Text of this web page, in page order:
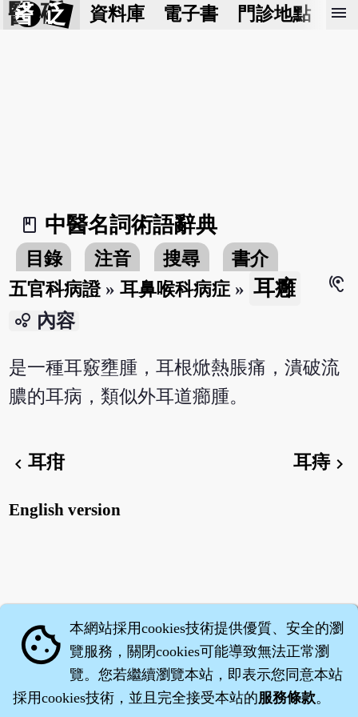
醫 砭 資料庫 電子書 門診地點 預
menu
book_2
中醫名詞術語辭典
目錄 注音 搜尋
書介
五官科病證»耳鼻喉科病症 » 耳癰
hearing
bubble_chart 內容
是一種耳竅壅腫，耳根焮熱脹痛，潰破流
膿的耳病，類似外耳道癤腫。
chevron_left耳疳 耳痔chevron_right
English version
cookie 本網站採用cookies技術提供優質、安全的瀏
覽服務，關閉cookies可能導致無法正常瀏
覽。您若繼續瀏覽本站，即表示您同意本站
採用cookies技術，並且完全接受本站的服務條款。